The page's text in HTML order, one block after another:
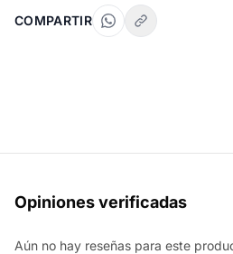
COMPARTIR
Opiniones verificadas
Aún no hay reseñas para este